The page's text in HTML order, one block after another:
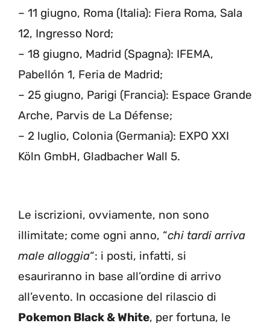
– 11 giugno, Roma (Italia): Fiera Roma, Sala
12, Ingresso Nord;
– 18 giugno, Madrid (Spagna): IFEMA,
Pabellón 1, Feria de Madrid;
– 25 giugno, Parigi (Francia): Espace Grande
Arche, Parvis de La Défense;
– 2 luglio, Colonia (Germania): EXPO XXI
Köln GmbH, Gladbacher Wall 5.
Le iscrizioni, ovviamente, non sono
illimitate; come ogni anno, “chi tardi arriva
male alloggia“: i posti, infatti, si
esauriranno in base all’ordine di arrivo
all’evento. In occasione del rilascio di
Pokemon Black & White, per fortuna, le